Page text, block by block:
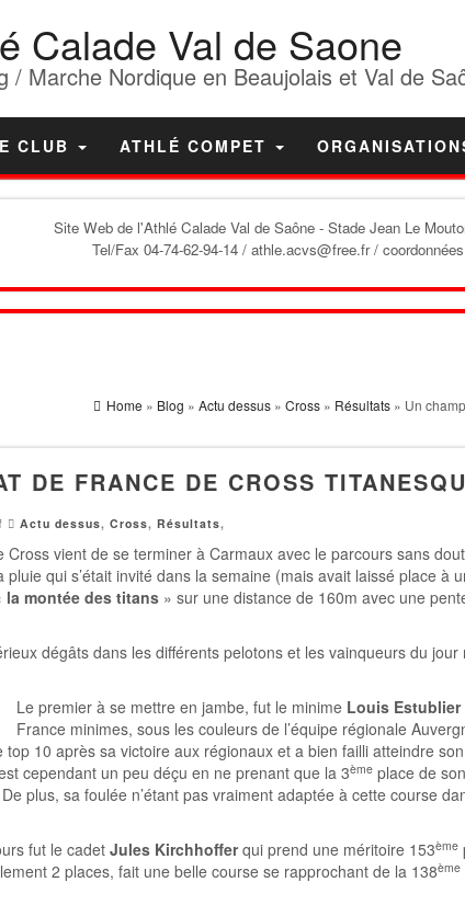
Calade Val de Saone
/ Marche Nordique en Beaujolais et Val de
CLUB ATHLÉ COMPET
Site Web de l'Athlé Calade Val de Saône - Stade Jean Le
Tel/Fax 04-74-62-94-14 / athle.acvs@free.fr /
Home » Blog » Actu dessus» Cross» Résultats» Un
DE FRANCE DE CROSS
Actu dessus, Cross, Résultats,
Cross vient de se terminer à Carmaux avec le parcours sans
qui s’était invité dans la semaine (mais avait laissé place à
la montée des titans » sur une distance de 160m avec une
dégâts dans les différents pelotons et les vainqueurs du jour
Le premier à se mettre en jambe, fut le minime Louis Estublier
France minimes, sous les couleurs de l’équipe régionale
10 après sa victoire aux régionaux et a bien failli atteindre
cependant un peu déçu en ne prenant que la 3ème place de
plus, sa foulée n’étant pas vraiment adaptée à cette course
fut le cadet Jules Kirchhofferqui prend une méritoire 153ème
2 places, fait une belle course se rapprochant de la 138ème